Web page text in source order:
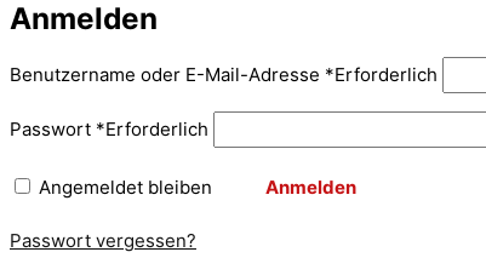
Anmelden
Benutzername oder E-Mail-Adresse *Erforderlich
Passwort *Erforderlich
Angemeldet bleiben Anmelden
Passwort vergessen?